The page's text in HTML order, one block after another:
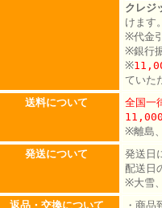
クレジ
けます
※代金
※銀行
※
ていた
送料について
全国一
※離島
発送について
発送日
配送日
※大雪
返品・交換について
・商